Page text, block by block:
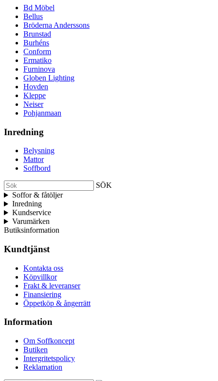
Bd Möbel
Bellus
Bröderna Anderssons
Brunstad
Burhéns
Conform
Ermatiko
Furninova
Globen Lighting
Hovden
Kleppe
Neiser
Pohjanmaan
Inredning
Belysning
Mattor
Soffbord
SÖK
Soffor & fåtöljer
Inredning
Kundservice
Varumärken
Butiksinformation
Kundtjänst
Kontakta oss
Köpvillkor
Frakt & leveranser
Finansiering
Öppetköp & ångerrätt
Information
Om Soffkoncept
Butiken
Intergritetspolicy
Reklamation